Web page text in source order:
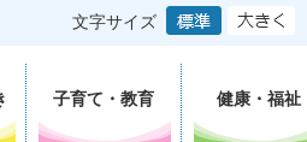
文字サイズ
子育て・教育 健康・福祉